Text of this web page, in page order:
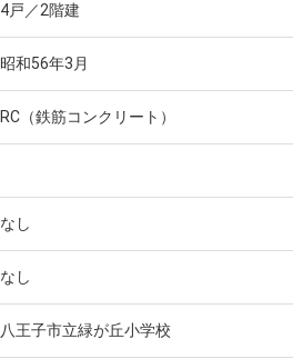
4戸／2階建
昭和56年3月
RC（鉄筋コンクリート）
なし
なし
八王子市立緑が丘小学校